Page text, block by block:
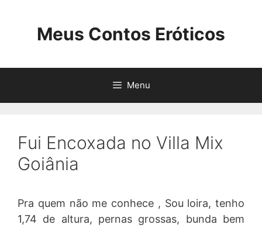
Meus Contos Eróticos
Menu
Fui Encoxada no Villa Mix
Goiânia
Pra quem não me conhece , Sou loira, tenho
1,74 de altura, pernas grossas, bunda bem